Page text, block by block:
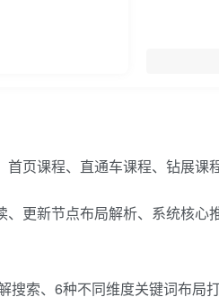
页课程、直通车课程、钻展课
、更新节点布局解析、系统核
搜索、6种不同维度关键词布